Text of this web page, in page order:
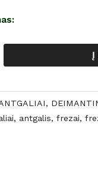
Į
,
, antgalis, frezai,